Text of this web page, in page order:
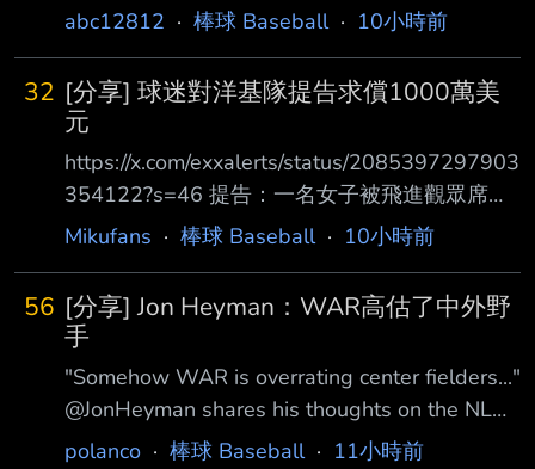
on the NL MVP race in regards to comparing
to Shohei Ohtani's pitching. :
https://x.com/i/status/2085429195300094254
: 「不知為何，WA
abc12812 · 棒球 Baseball· 10小時前
32 [分享] 球迷對洋基隊提告求償1000萬美
元
https://x.com/exxalerts/status/2085397297903
354122?s=46 提告：一名女子被飛進觀眾席的
球棒打中後，現在向紐約洋基隊求償1,000萬美
的座位上，位置就在本壘後方第4排。 當時，克
里夫蘭守護者隊球員Jose Ramirez揮棒擊球，沒
想到球棒直接從手中飛出去，衝進 觀眾席並打
中Duluc的頭部。 訴狀指出，Duluc是位於布朗
克斯的SOMOS Community Care幕僚長。這一
擊讓她受到創傷
Mikufans · 棒球 Baseball· 10小時前
56 [分享] Jon Heyman：WAR高估了中外野
手
"Somehow WAR is overrating center fielders..."
@JonHeyman shares his thoughts on the NL
MVP race in regards to comparing the va lue of
polanco · 棒球 Baseball· 11小時前